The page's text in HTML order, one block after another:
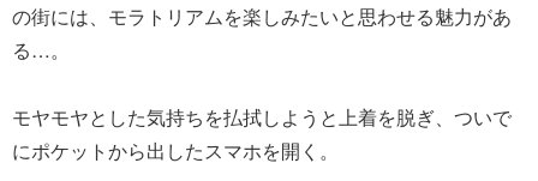
の街には、モラトリアムを楽しみたいと思わせる魅力があ
る…。
モヤモヤとした気持ちを払拭しようと上着を脱ぎ、ついで
にポケットから出したスマホを開く。